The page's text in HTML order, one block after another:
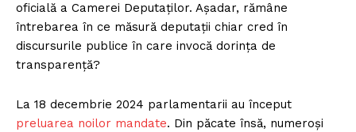
oficială a Camerei Deputaților. Așadar, rămâne
întrebarea în ce măsură deputații chiar cred în
discursurile publice în care invocă dorința de
transparență?
La 18 decembrie 2024 parlamentarii au început
preluarea noilor mandate. Din păcate însă, numeroși